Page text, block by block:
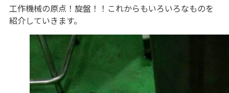
工作機械の原点！旋盤！！これからもいろいろなものを
紹介していきます。